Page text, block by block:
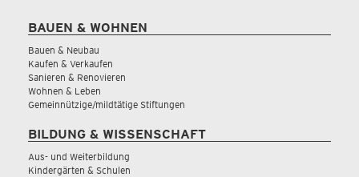
BAUEN & WOHNEN
Bauen & Neubau
Kaufen & Verkaufen
Sanieren & Renovieren
Wohnen & Leben
Gemeinnützige/mildtätige Stiftungen
BILDUNG & WISSENSCHAFT
Aus- und Weiterbildung
Kindergärten & Schulen